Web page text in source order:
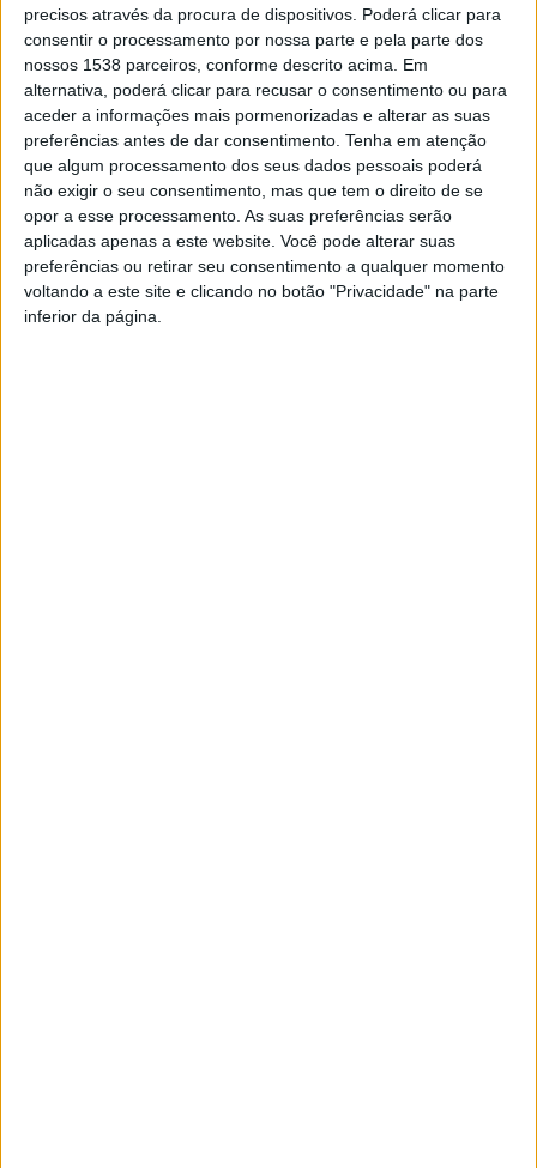
precisos através da procura de dispositivos. Poderá clicar para
consentir o processamento por nossa parte e pela parte dos
nossos 1538 parceiros, conforme descrito acima. Em
alternativa, poderá clicar para recusar o consentimento ou para
aceder a informações mais pormenorizadas e alterar as suas
preferências antes de dar consentimento. Tenha em atenção
que algum processamento dos seus dados pessoais poderá
não exigir o seu consentimento, mas que tem o direito de se
opor a esse processamento. As suas preferências serão
aplicadas apenas a este website. Você pode alterar suas
preferências ou retirar seu consentimento a qualquer momento
voltando a este site e clicando no botão "Privacidade" na parte
inferior da página.
Sismo de 3.5 na Galiza
abalou norte de Portugal
A terra tremeu em Vieira do
Minho